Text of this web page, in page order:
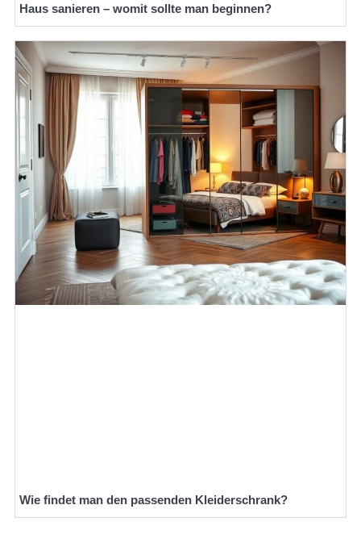
Haus sanieren – womit sollte man beginnen?
Wie findet man den passenden Kleiderschrank?